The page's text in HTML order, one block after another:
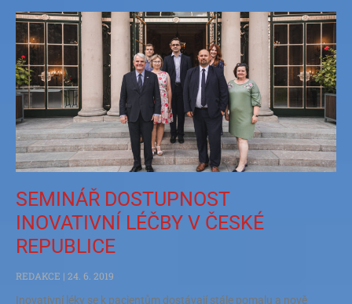
SEMINÁŘ DOSTUPNOST
INOVATIVNÍ LÉČBY V ČESKÉ
REPUBLICE
REDAKCE
24. 6. 2019
Inovativní léky se k pacientům dostávají stále pomalu a nově